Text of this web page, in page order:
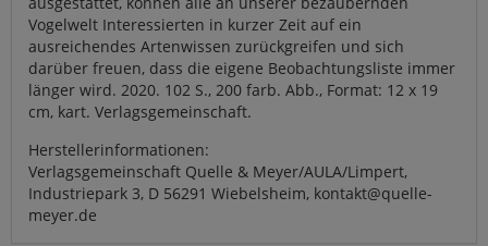
Vogelwelt Interessierten in kurzer Zeit auf ein
ausreichendes Artenwissen zurückgreifen und sich
darüber freuen, dass die eigene Beobachtungsliste immer
länger wird. 2020. 102 S., 200 farb. Abb., Format: 12 x 19
cm, kart. Verlagsgemeinschaft.
Herstellerinformationen:
Verlagsgemeinschaft Quelle & Meyer/AULA/Limpert,
Industriepark 3, D 56291 Wiebelsheim, kontakt@quelle-
meyer.de